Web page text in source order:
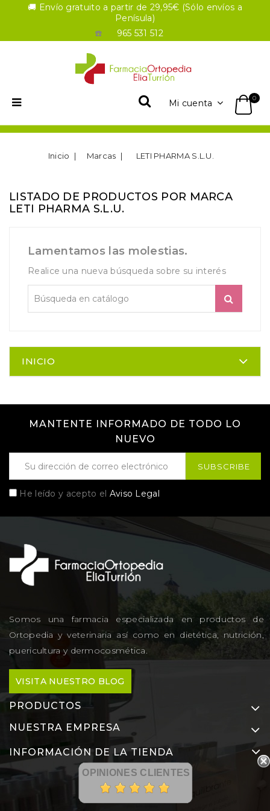
🚚 Envío gratuito a partir de 29,95€ (Sólo envíos a
Penísula)
☎️
965 531 512
Mi cuenta 0
Inicio Marcas LETI PHARMA S.L.U.
LISTADO DE PRODUCTOS POR MARCA
LETI PHARMA S.L.U.
Lamentamos las molestias.
Realice una nueva búsqueda sobre su interés
INICIO
MANTENTE INFORMADO DE TODO LO
NUEVO
He leído y acepto el Aviso Legal
Somos una farmacia especializada en productos de
Ortopedia y veterinaria así como en dietética, nutrición,
puericultura y dermocosmética.
VISITA NUESTRO BLOG
PRODUCTOS
NUESTRA EMPRESA
INFORMACIÓN DE LA TIENDA
OPINIONES CLIENTES